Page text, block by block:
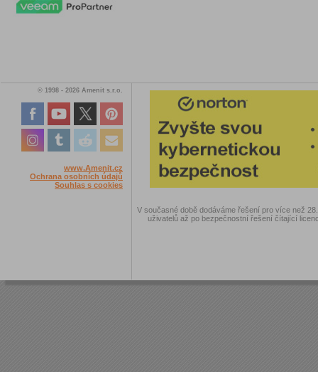
© 1998 - 2026 Amenit s.r.o.
www.Amenit.cz
Ochrana osobních údajů
Souhlas s cookies
V současné době dodáváme řešení pro více než
uživatelů až po bezpečnostní řešení čítající